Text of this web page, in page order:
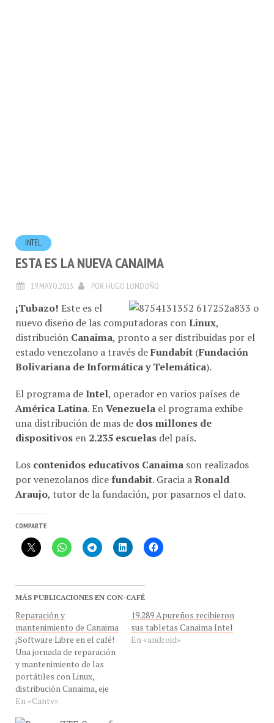
INTEL
ESTA ES LA NUEVA CANAIMA
19.MAYO.2013 POR HUGO LONDOÑO
¡Tubazo! Este es el
nuevo diseño de las computadoras conLinux,
distribución Canaima, pronto a ser distribuidas por el
estado venezolano a través deFundabit (Fundación
Bolivariana de Informática y Telemática).
El programa deIntel, operador en varios países de
América Latina. EnVenezuela el programa exhibe
una distribución de mas de dos millones de
dispositivos en 2.235 escuelas del país.
Los contenidos educativos Canaima son realizados
por venezolanos dice fundabit. Gracia aRonald
Araujo, tutor de la fundación, por pasarnos el dato.
COMPARTE
MÁS PUBLICACIONES EN CON-CAFÉ
Reparación y
mantenimiento de Canaima
¡Software Libre en el café!
Una jornada de reparación
y mantenimiento de las
portátiles con Linux,
distribución Canaima, eje
tecnológico del programa
En «Cantv»
19.289 Apureños recibieron
sus tabletas Canaima Intel
En «android»